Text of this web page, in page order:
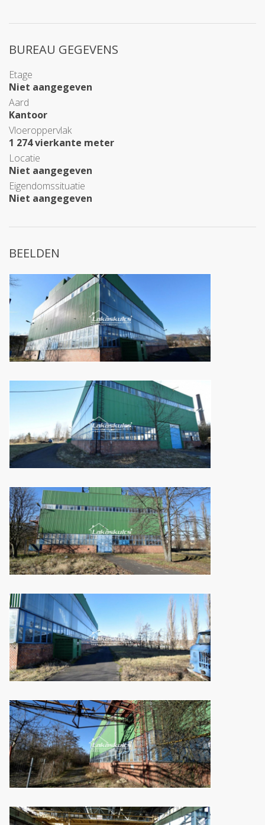
BUREAU GEGEVENS
Etage
Niet aangegeven
Aard
Kantoor
Vloeroppervlak
1 274 vierkante meter
Locatie
Niet aangegeven
Eigendomssituatie
Niet aangegeven
BEELDEN